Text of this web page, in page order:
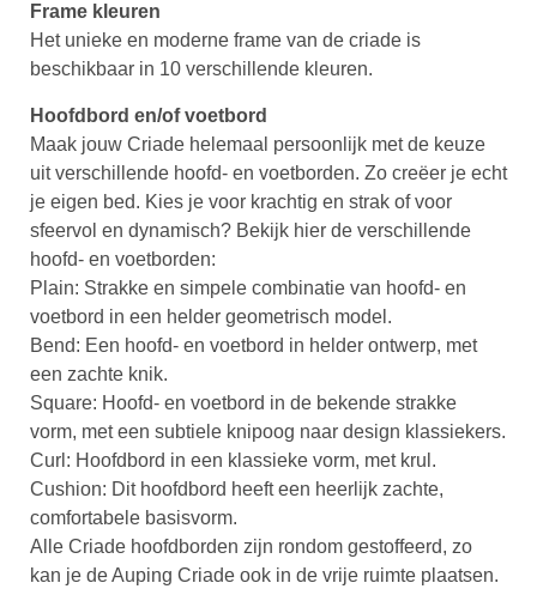
Frame kleuren
Het unieke en moderne frame van de criade is
beschikbaar in 10 verschillende kleuren.
Hoofdbord en/of voetbord
Maak jouw Criade helemaal persoonlijk met de keuze
uit verschillende hoofd- en voetborden. Zo creëer je echt
je eigen bed. Kies je voor krachtig en strak of voor
sfeervol en dynamisch? Bekijk hier de verschillende
hoofd- en voetborden:
Plain: Strakke en simpele combinatie van hoofd- en
voetbord in een helder geometrisch model.
Bend: Een hoofd- en voetbord in helder ontwerp, met
een zachte knik.
Square: Hoofd- en voetbord in de bekende strakke
vorm, met een subtiele knipoog naar design klassiekers.
Curl: Hoofdbord in een klassieke vorm, met krul.
Cushion: Dit hoofdbord heeft een heerlijk zachte,
comfortabele basisvorm.
Alle Criade hoofdborden zijn rondom gestoffeerd, zo
kan je de Auping Criade ook in de vrije ruimte plaatsen.